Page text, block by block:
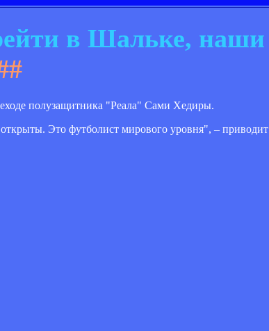
в Шальке, наши
полузащитника "Реала" Сами Хедиры.
Это футболист мирового уровня", – приводит